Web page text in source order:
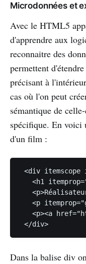
Microdonnées et
Avec le HTML5
d'apprendre aux
reconnaitre des
permettent
précisant à
cas où l'on peut
sémantique de
spécifique. En voici
d'un film :
<div itemscope
<h1
<p
<p><a
Dans la balise div